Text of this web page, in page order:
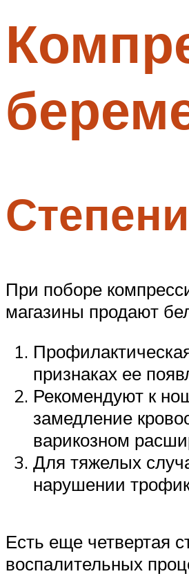
Меню
При поборе
магазины продают
признаках ее
Рекомендуют к
замедление
варикозном
Для тяжелых
нарушении
Есть еще четвертая
воспалительных